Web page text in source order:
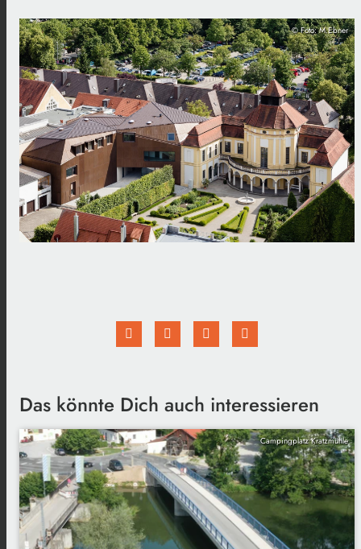
© Foto: M.Ebner
Das könnte Dich auch interessieren
Campingplatz Kratzmühle